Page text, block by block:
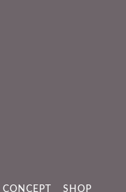
CONCEPT SHOP